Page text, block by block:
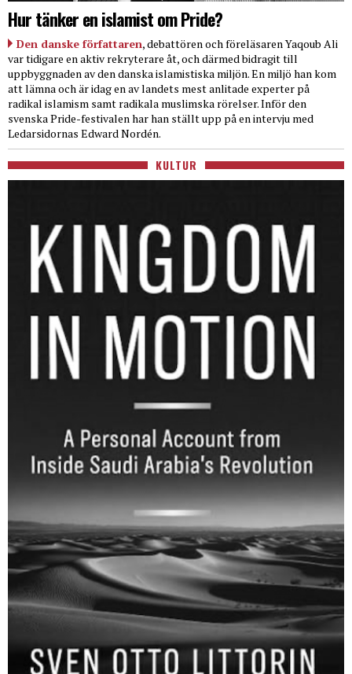
Hur tänker en islamist om Pride?
Den danske författaren, debattören och föreläsaren Yaqoub Ali
var tidigare en aktiv rekryterare åt, och därmed bidragit till
uppbyggnaden av den danska islamistiska miljön. En miljö han kom
att lämna och är idag en av landets mest anlitade experter på
radikal islamism samt radikala muslimska rörelser. Inför den
svenska Pride-festivalen har han ställt upp på en intervju med
Ledarsidornas Edward Nordén.
KULTUR